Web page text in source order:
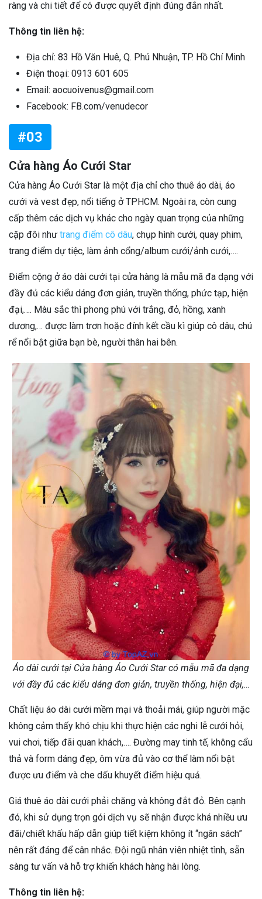
ràng và chi tiết để có được quyết định đúng đắn nhất.
Thông tin liên hệ:
Địa chỉ: 83 Hồ Văn Huê, Q. Phú Nhuận, TP. Hồ Chí Minh
Điện thoại: 0913 601 605
Email: aocuoivenus@gmail.com
Facebook: FB.com/venudecor
#03
Cửa hàng Áo Cưới Star
Cửa hàng Áo Cưới Star là một địa chỉ cho thuê áo dài, áo
cưới và vest đẹp, nổi tiếng ở TPHCM. Ngoài ra, còn cung
cấp thêm các dịch vụ khác cho ngày quan trọng của những
cặp đôi như trang điểm cô dâu, chụp hình cưới, quay phim,
trang điểm dự tiệc, làm ảnh cổng/album cưới/ảnh cưới,….
Điểm cộng ở áo dài cưới tại cửa hàng là mẫu mã đa dạng với
đầy đủ các kiểu dáng đơn giản, truyền thống, phức tạp, hiện
đại,…. Màu sắc thì phong phú với trắng, đỏ, hồng, xanh
dương,… được làm trơn hoặc đính kết cầu kì giúp cô dâu, chú
rể nổi bật giữa bạn bè, người thân hai bên.
Áo dài cưới tại Cửa hàng Áo Cưới Star có mẫu mã đa dạng
với đầy đủ các kiểu dáng đơn giản, truyền thống, hiện đại,…
Chất liệu áo dài cưới mềm mại và thoải mái, giúp người mặc
không cảm thấy khó chịu khi thực hiện các nghi lễ cưới hỏi,
vui chơi, tiếp đãi quan khách,…. Đường may tinh tế, không cẩu
thả và form dáng đẹp, ôm vừa đủ vào cơ thể làm nổi bật
được ưu điểm và che dấu khuyết điểm hiệu quả.
Giá thuê áo dài cưới phải chăng và không đắt đỏ. Bên cạnh
đó, khi sử dụng trọn gói dịch vụ sẽ nhận được khá nhiều ưu
đãi/chiết khấu hấp dẫn giúp tiết kiệm không ít “ngân sách”
nên rất đáng để cân nhắc. Đội ngũ nhân viên nhiệt tình, sẵn
sàng tư vấn và hỗ trợ khiến khách hàng hài lòng.
Thông tin liên hệ: